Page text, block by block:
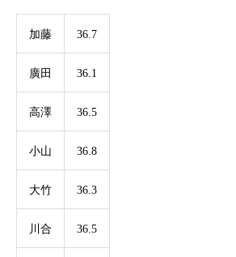
加藤 36.7
廣田 36.1
高澤 36.5
小山 36.8
大竹 36.3
川合 36.5